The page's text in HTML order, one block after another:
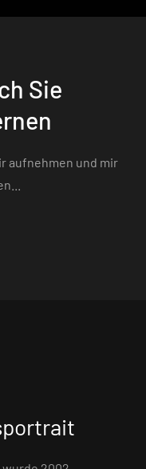
Sie
aufnehmen und mir